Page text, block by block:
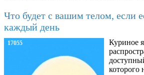
Что будет с вашим телом, если
каждый день
17055
Куриное
которого